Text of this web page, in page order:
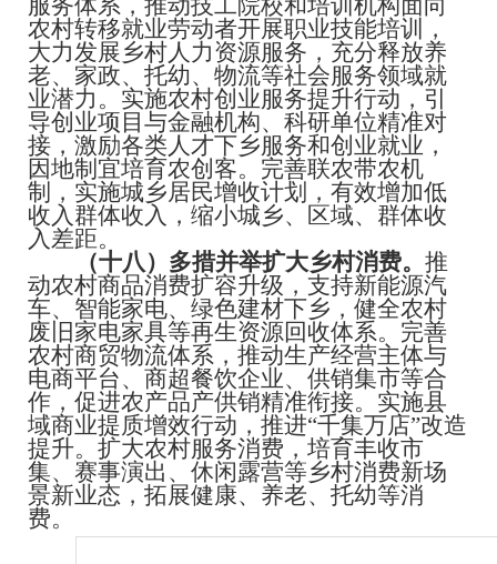
服务体系，推动技工院校和培训机构面向
农村转移就业劳动者开展职业技能培训，
大力发展乡村人力资源服务，充分释放养
老、家政、托幼、物流等社会服务领域就
业潜力。实施农村创业服务提升行动，引
导创业项目与金融机构、科研单位精准对
接，激励各类人才下乡服务和创业就业，
因地制宜培育农创客。完善联农带农机
制，实施城乡居民增收计划，有效增加低
收入群体收入，缩小城乡、区域、群体收
入差距。
（十八）多措并举扩大乡村消费。 推
动农村商品消费扩容升级，支持新能源汽
车、智能家电、绿色建材下乡，健全农村
废旧家电家具等再生资源回收体系。完善
农村商贸物流体系，推动生产经营主体与
电商平台、商超餐饮企业、供销集市等合
作，促进农产品产供销精准衔接。实施县
域商业提质增效行动，推进“千集万店”改造
提升。扩大农村服务消费，培育丰收市
集、赛事演出、休闲露营等乡村消费新场
景新业态，拓展健康、养老、托幼等消
费。